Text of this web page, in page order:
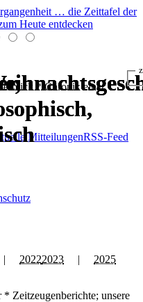
… die Zeittafel der
Heute entdecken
* Chronik einer
MitteilungenRSS-Feed
20222023 | 2025
Zeitzeugenberichte; unsere